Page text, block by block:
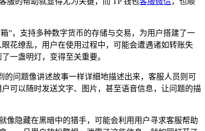
”，支持多种数字货币的存储与交易，为用户搭建了一
花缭乱，用户在使用过程中，可能会遭遇诸如转账失
一盏明灯，变得至关重要。
问题像讲述故事一样详细地描述出来，客服人员则可
可以随时发送文字、图片，甚至语音信息，让问题的描
像隐藏在黑暗中的猎手，可能会利用用户寻求客服帮助